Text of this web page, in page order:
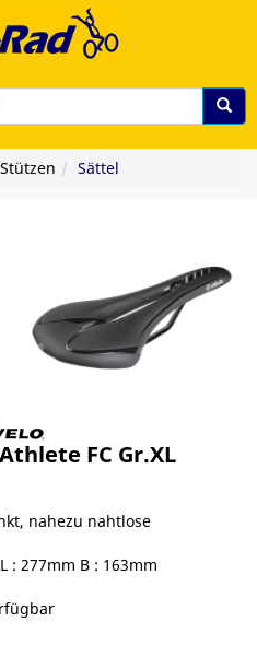
Sättel
FC Gr.XL
nahezu nahtlose
: 277mm B : 163mm